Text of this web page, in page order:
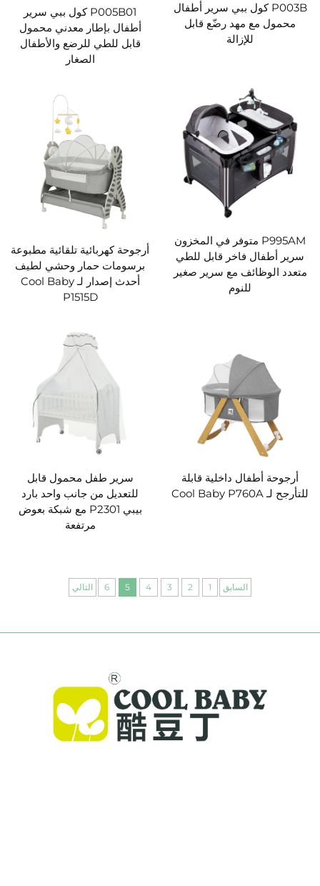
P003B كول ببي سرير أطفال
محمول مع مهد رضّع قابل
للإزالة
P005B01 كول ببي سرير
أطفال بإطار معدني محمول
قابل للطي للرضع والأطفال
الصغار
P995AM متوفر في المخزون
سرير أطفال فاخر قابل للطي
متعدد الوظائف مع سرير صغير
للنوم
أرجوحة كهربائية تلقائية مطبوعة
برسومات حمار وحشي لطيف
أحدث إصدار لـ Cool Baby
P1515D
أرجوحة أطفال داخلية قابلة
للتأرجح لـ Cool Baby P760A
سرير طفل محمول قابل
للتعديل من جانب واحد بارد
بيبي P2301 مع شبكة بعوض
مرتفعة
السابق 1
2
3
4
5
6 التالي